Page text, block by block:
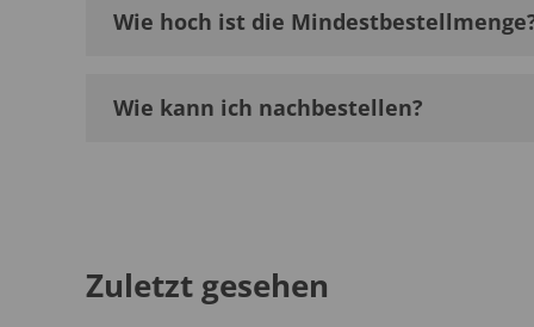
Wie hoch ist die
Wie kann ich nachbestellen?
Zuletzt gesehen